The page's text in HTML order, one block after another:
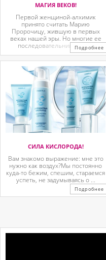
МАГИЯ ВЕКОВ!
Первой женщиной-алхимик
принято считать Марию
Пророчицу, жившую в первых
веках нашей эры. Но многие ее
последовательницы так ...
Подробнее
СИЛА КИСЛОРОДА!
Вам знакомо выражение: мне это
нужно как воздух?Мы постоянно
куда-то бежим, спешим, стараемся
успеть, не задумываясь о ...
Подробнее